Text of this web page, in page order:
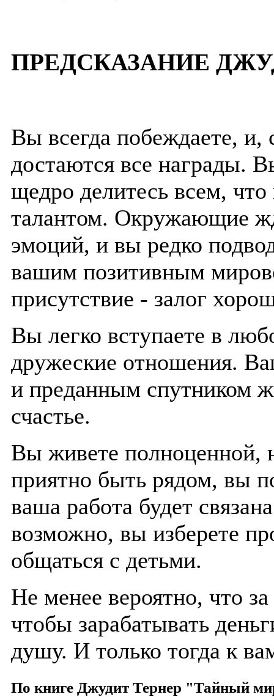
ПРЕДСКАЗАНИЕ
Вы всегда побеждаете, и,
достаются все награды.
щедро делитесь всем,
талантом. Окружающие
эмоций, и вы редко
вашим позитивным
присутствие - залог
Вы легко вступаете в
дружеские отношения.
и преданным спутником
счастье.
Вы живете
приятно быть рядом, вы
ваша работа будет
возможно, вы изберете
общаться с детьми.
Не менее вероятно, что
чтобы зарабатывать
душу. И только тогда к
По книге Джудит Тернер "Тайный